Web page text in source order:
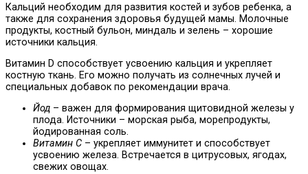
Кальций необходим для развития костей и зубов ребенка, а
также для сохранения здоровья будущей мамы. Молочные
продукты, костный бульон, миндаль и зелень – хорошие
источники кальция.
Витамин D способствует усвоению кальция и укрепляет
костную ткань. Его можно получать из солнечных лучей и
специальных добавок по рекомендации врача.
Йод – важен для формирования щитовидной железы у
плода. Источники – морская рыба, морепродукты,
йодированная соль.
Витамин C – укрепляет иммунитет и способствует
усвоению железа. Встречается в цитрусовых, ягодах,
свежих овощах.